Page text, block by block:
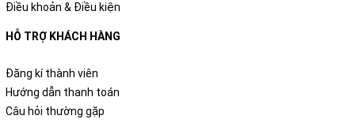
Điều khoản & Điều kiện
HỖ TRỢ KHÁCH HÀNG
Đăng kí thành viên
Hướng dẫn thanh toán
Câu hỏi thường gặp